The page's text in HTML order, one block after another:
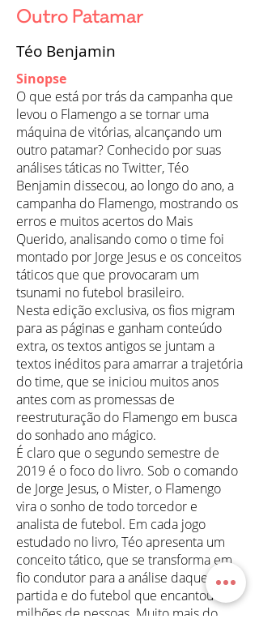
Outro Patamar
Téo Benjamin
Sinopse
O que está por trás da campanha que
levou o Flamengo a se tornar uma
máquina de vitórias, alcançando um
outro patamar? Conhecido por suas
análises táticas no Twitter, Téo
Benjamin dissecou, ao longo do ano, a
campanha do Flamengo, mostrando os
erros e muitos acertos do Mais
Querido, analisando como o time foi
montado por Jorge Jesus e os conceitos
táticos que que provocaram um
tsunami no futebol brasileiro.
Nesta edição exclusiva, os fios migram
para as páginas e ganham conteúdo
extra, os textos antigos se juntam a
textos inéditos para amarrar a trajetória
do time, que se iniciou muitos anos
antes com as promessas de
reestruturação do Flamengo em busca
do sonhado ano mágico.
É claro que o segundo semestre de
2019 é o foco do livro. Sob o comando
de Jorge Jesus, o Mister, o Flamengo
vira o sonho de todo torcedor e
analista de futebol. Em cada jogo
estudado no livro, Téo apresenta um
conceito tático, que se transforma em
fio condutor para a análise daquela
partida e do futebol que encantou
milhões de pessoas. Muito mais do